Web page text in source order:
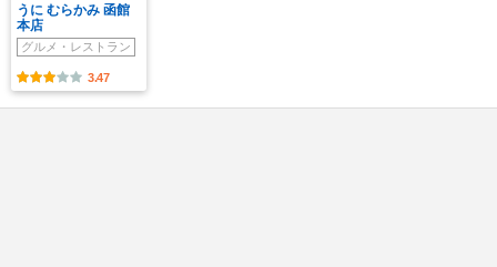
うに むらかみ 函館
本店
グルメ・レストラン
3.47